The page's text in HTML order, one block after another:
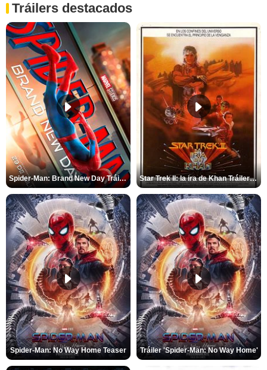
Tráilers destacados
Spider-Man: Brand New Day Tráiler (3) Star Trek II: la ira de Khan Tráiler VO
Spider-Man: No Way Home Teaser Tráiler 'Spider-Man: No Way Home'